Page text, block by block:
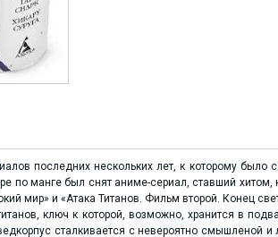
последних нескольких лет, к которому
манге был снят аниме-сериал, ставший
мир» и «Атака Титанов. Фильм второй. Конец
ключ к которой, возможно, хранится в
сталкивается с невероятно смышленой